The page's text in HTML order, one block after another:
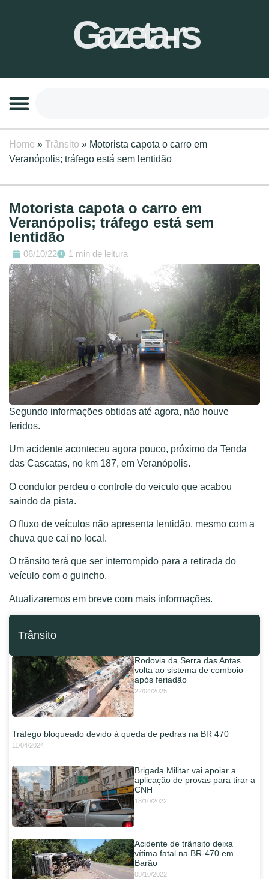
Gazeta-rs
Home » Trânsito » Motorista capota o carro em
Veranópolis; tráfego está sem lentidão
Motorista capota o carro em
Veranópolis; tráfego está sem
lentidão
06/10/22 1 min de leitura
Segundo informações obtidas até agora, não houve
feridos.
Um acidente aconteceu agora pouco, próximo da Tenda
das Cascatas, no km 187, em Veranópolis.
O condutor perdeu o controle do veiculo que acabou
saindo da pista.
O fluxo de veículos não apresenta lentidão, mesmo com a
chuva que cai no local.
O trânsito terá que ser interrompido para a retirada do
veículo com o guincho.
Atualizaremos em breve com mais informações.
Trânsito
Rodovia da Serra das Antas
volta ao sistema de comboio
após feriadão
22/04/2025
Tráfego bloqueado devido à queda de pedras na BR 470
11/04/2024
Brigada Militar vai apoiar a
aplicação de provas para tirar a
CNH
13/10/2022
Acidente de trânsito deixa
vítima fatal na BR-470 em
Barão
08/10/2022